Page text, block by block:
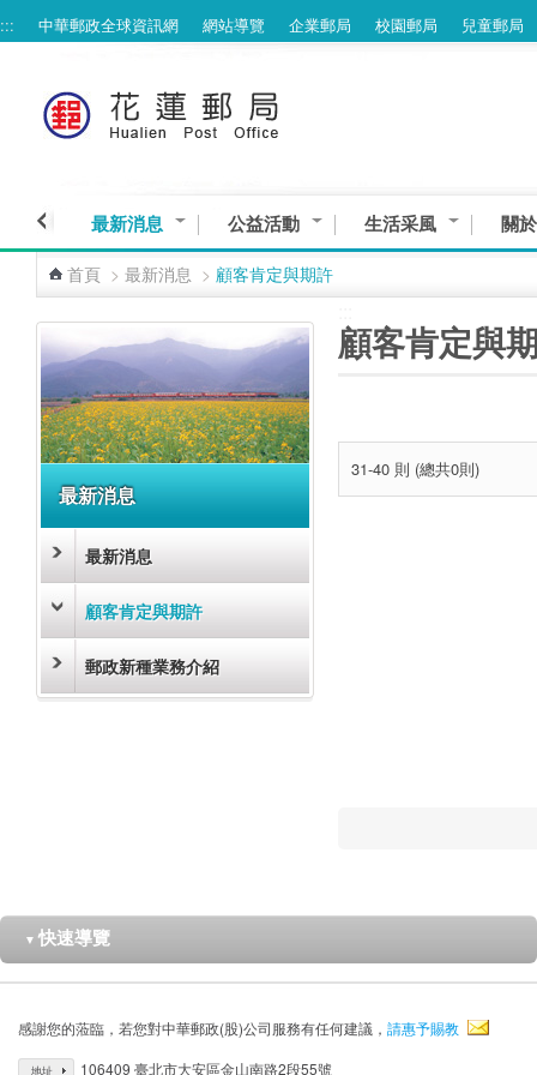
跳到主要內容區塊
::: 中華郵政全球資訊網 網站導覽 企業郵局 校園郵局 兒童郵局
最新消息 公益活動 生活采風 關
首頁 > 最新消息 > 顧客肯定與期許
最新消息
最新消息
顧客肯定與期許
郵政新種業務介紹
顧客肯定與
31-40 則 (總共0則)
▼ 快速導覽
感謝您的蒞臨，若您對中華郵政(股)公司服務有任何建議， 請惠予賜教
地址 106409 臺北市大安區金山南路2段55號